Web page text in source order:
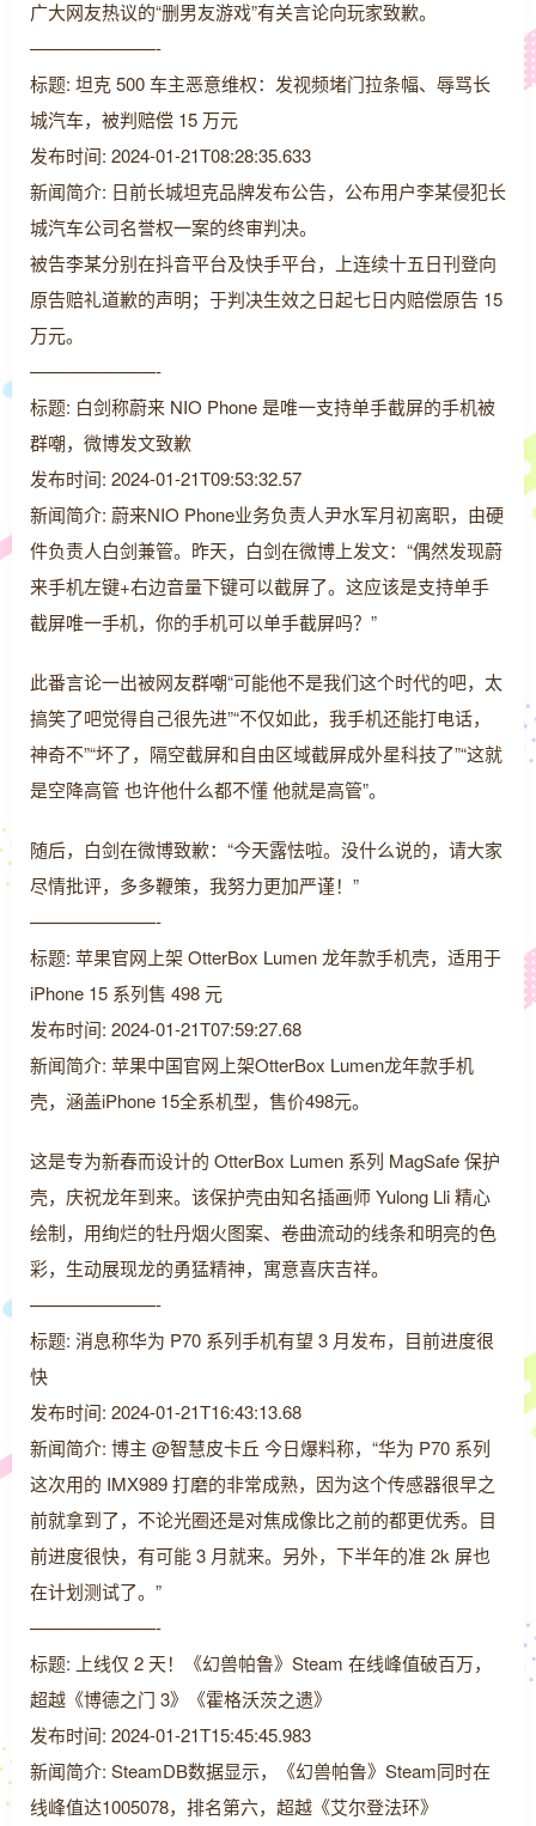
广大网友热议的“删男友游戏”有关言论向玩家致歉。
———————-
标题: 坦克 500 车主恶意维权：发视频堵门拉条幅、辱骂长
城汽车，被判赔偿 15 万元
发布时间: 2024-01-21T08:28:35.633
新闻简介: 日前长城坦克品牌发布公告，公布用户李某侵犯长
城汽车公司名誉权一案的终审判决。
被告李某分别在抖音平台及快手平台，上连续十五日刊登向
原告赔礼道歉的声明；于判决生效之日起七日内赔偿原告 15
万元。
———————-
标题: 白剑称蔚来 NIO Phone 是唯一支持单手截屏的手机被
群嘲，微博发文致歉
发布时间: 2024-01-21T09:53:32.57
新闻简介: 蔚来NIO Phone业务负责人尹水军月初离职，由硬
件负责人白剑兼管。昨天，白剑在微博上发文：“偶然发现蔚
来手机左键+右边音量下键可以截屏了。这应该是支持单手
截屏唯一手机，你的手机可以单手截屏吗？”
此番言论一出被网友群嘲“可能他不是我们这个时代的吧，太
搞笑了吧觉得自己很先进”“不仅如此，我手机还能打电话，
神奇不”“坏了，隔空截屏和自由区域截屏成外星科技了”“这就
是空降高管 也许他什么都不懂 他就是高管”。
随后，白剑在微博致歉：“今天露怯啦。没什么说的，请大家
尽情批评，多多鞭策，我努力更加严谨！”
———————-
标题: 苹果官网上架 OtterBox Lumen 龙年款手机壳，适用于
iPhone 15 系列售 498 元
发布时间: 2024-01-21T07:59:27.68
新闻简介: 苹果中国官网上架OtterBox Lumen龙年款手机
壳，涵盖iPhone 15全系机型，售价498元。
这是专为新春而设计的 OtterBox Lumen 系列 MagSafe 保护
壳，庆祝龙年到来。该保护壳由知名插画师 Yulong Lli 精心
绘制，用绚烂的牡丹烟火图案、卷曲流动的线条和明亮的色
彩，生动展现龙的勇猛精神，寓意喜庆吉祥。
———————-
标题: 消息称华为 P70 系列手机有望 3 月发布，目前进度很
快
发布时间: 2024-01-21T16:43:13.68
新闻简介: 博主 @智慧皮卡丘 今日爆料称，“华为 P70 系列
这次用的 IMX989 打磨的非常成熟，因为这个传感器很早之
前就拿到了，不论光圈还是对焦成像比之前的都更优秀。目
前进度很快，有可能 3 月就来。另外，下半年的准 2k 屏也
在计划测试了。”
———————-
标题: 上线仅 2 天！《幻兽帕鲁》Steam 在线峰值破百万，
超越《博德之门 3》《霍格沃茨之遗》
发布时间: 2024-01-21T15:45:45.983
新闻简介: SteamDB数据显示，《幻兽帕鲁》Steam同时在
线峰值达1005078，排名第六，超越《艾尔登法环》